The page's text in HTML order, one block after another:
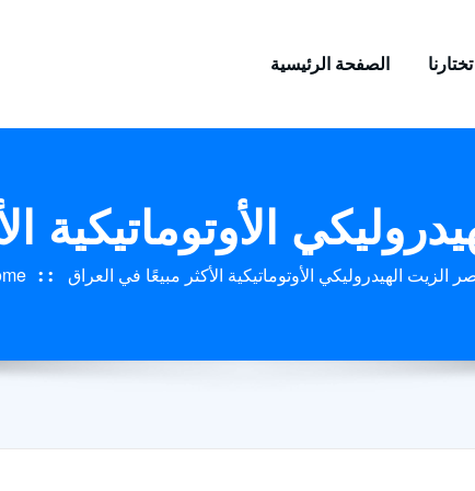
الصفحة الرئيسية
الأوتوماتيكية
الزيت الهيدروليكي الأوتوماتيكية الأكثر مبيعًا في العراق